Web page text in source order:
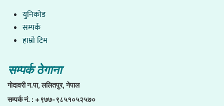
युनिकाेड
सम्पर्क
हाम्राे टिम
सम्पर्क ठेगाना
गाेदावरी न.पा, ललितपुर, नेपाल
सम्पर्क नं. : +९७७-९८५१०५२५७०